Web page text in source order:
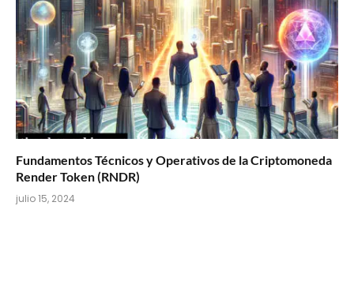
Fundamentos Técnicos y Operativos de la Criptomoneda
Render Token (RNDR)
julio 15, 2024